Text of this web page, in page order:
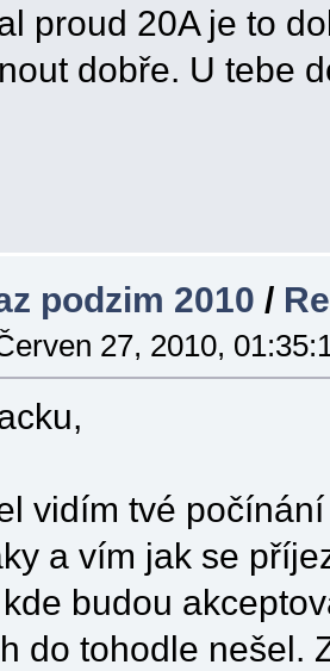
proud 20A je to
dobře. U tebe
podzim 2010 /
27, 2010,
vidím tvé
a vím jak se
budou
do tohodle nešel.